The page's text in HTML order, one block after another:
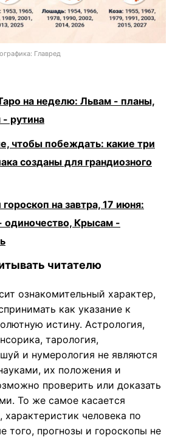
Главред
на неделю: Львам - планы,
- рутина
чтобы побеждать: какие три
созданы для грандиозного
на завтра, 17 июня:
Крысам -
читателю
ознакомительный характер,
как указание к
истину. Астрология,
тарология,
и нумерология не являются
их положения и
проверить или доказать
То же самое касается
характеристик человека по
того, прогнозы и гороскопы не